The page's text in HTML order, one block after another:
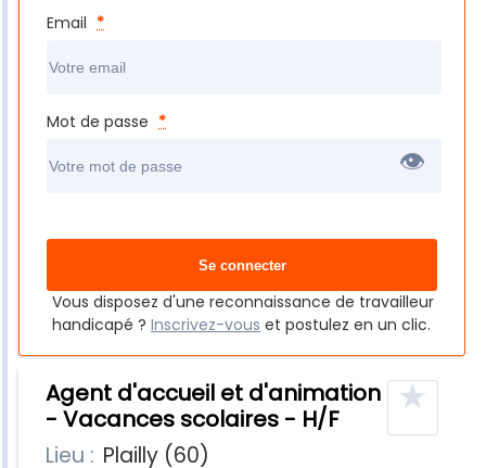
Email *
Mot de passe *
👁
Vous disposez d'une reconnaissance de travailleur
handicapé ? Inscrivez-vous et postulez en un clic.
Agent d'accueil et d'animation
- Vacances scolaires - H/F
★
Lieu : Plailly (60)